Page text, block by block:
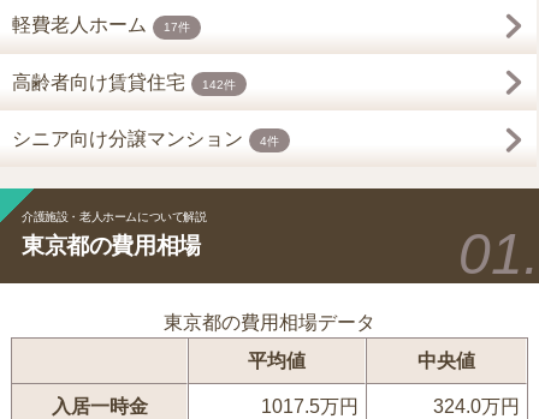
軽費老人ホーム 17件
高齢者向け賃貸住宅 142件
シニア向け分譲マンション 4件
介護施設・老人ホームについて解説
東京都の費用相場
東京都の費用相場データ
平均値
中央値
入居一時金 1017.5万円 324.0万円